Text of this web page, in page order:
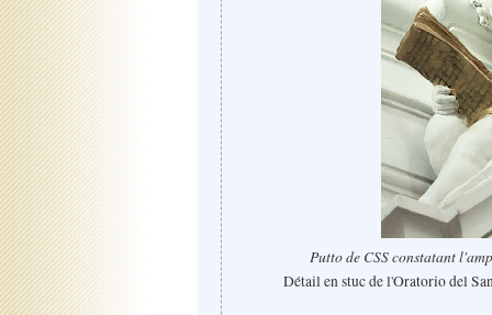
Putto de CSS constatant
Détail en stuc de l'Oratorio del